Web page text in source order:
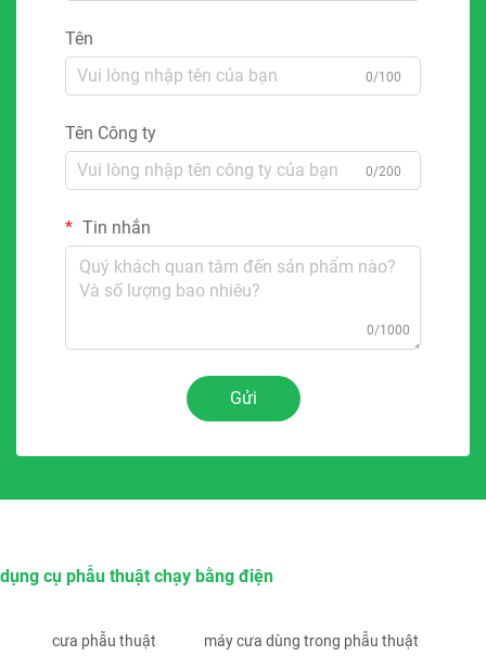
Tên
0/100
Tên Công ty
0/200
Tin nhắn
0/1000
Gửi
dụng cụ phẫu thuật chạy bằng điện
cưa phẫu thuật máy cưa dùng trong phẫu thuật